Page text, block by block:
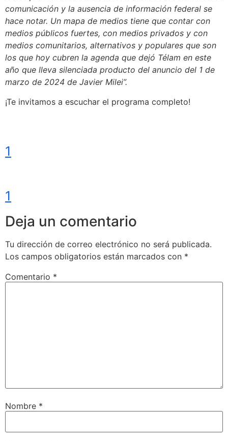
comunicación y la ausencia de información federal se
hace notar. Un mapa de medios tiene que contar con
medios públicos fuertes, con medios privados y con
medios comunitarios, alternativos y populares que son
los que hoy cubren la agenda que dejó Télam en este
año que lleva silenciada producto del anuncio del 1 de
marzo de 2024 de Javier Milei”.
¡Te invitamos a escuchar el programa completo!
1
1
Deja un comentario
Tu dirección de correo electrónico no será publicada.
Los campos obligatorios están marcados con *
Comentario *
Nombre *